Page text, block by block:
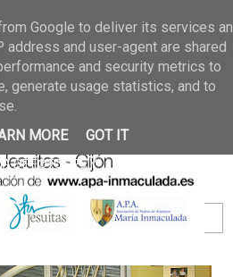
GALERIA DE FOTOS
25 may 2026
GALERIA
05/2026
20 may
DE FOTOS
05/2026
28 abr
DE FOTOS 25 Y
Google to deliver its services
address and user-agent are shared
and security metrics to
generate usage statistics, and to
MORE
GOT IT